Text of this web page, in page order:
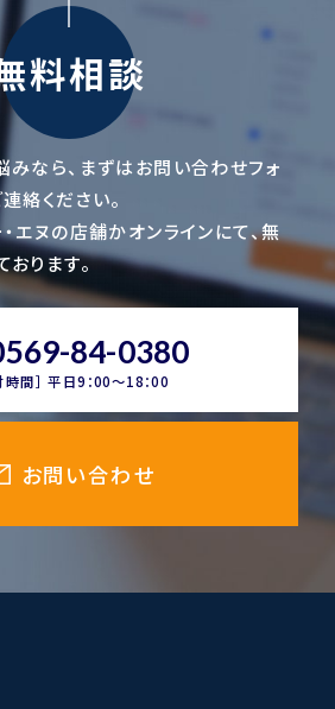
料相談
なら、まずはお問い合わせフォ
絡ください。
エヌの店舗かオンラインにて、無
ります。
84-0380
時間］ 平日9：00～18：00
お問い合わせ